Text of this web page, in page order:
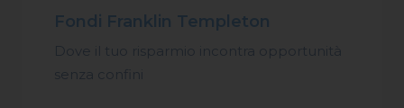
Fondi Franklin Templeton
Dove il tuo risparmio incontra opportunità
senza confini